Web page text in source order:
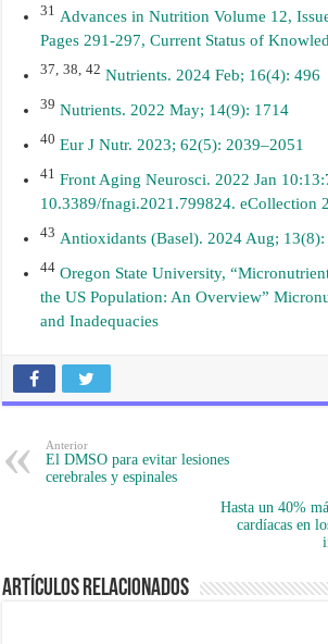
31 Advances in Nutrition Volume 12,
Pages 291-297, Current Status of
37, 38, 42 Nutrients. 2024 Feb; 16(4): 496
39 Nutrients. 2022 May; 14(9): 1714
40 Eur J Nutr. 2023; 62(5): 2039–2051
41 Front Aging Neurosci. 2022 Jan
10.3389/fnagi.2021.799824. eCollection
43 Antioxidants (Basel). 2024 Aug; 13(8):
44 Oregon State University,
the US Population: An Overview”
and Inadequacies
Anterior
El DMSO para evitar lesiones
cerebrales y espinales
Hasta un 40%
cardíacas en
Artículos Relacionados